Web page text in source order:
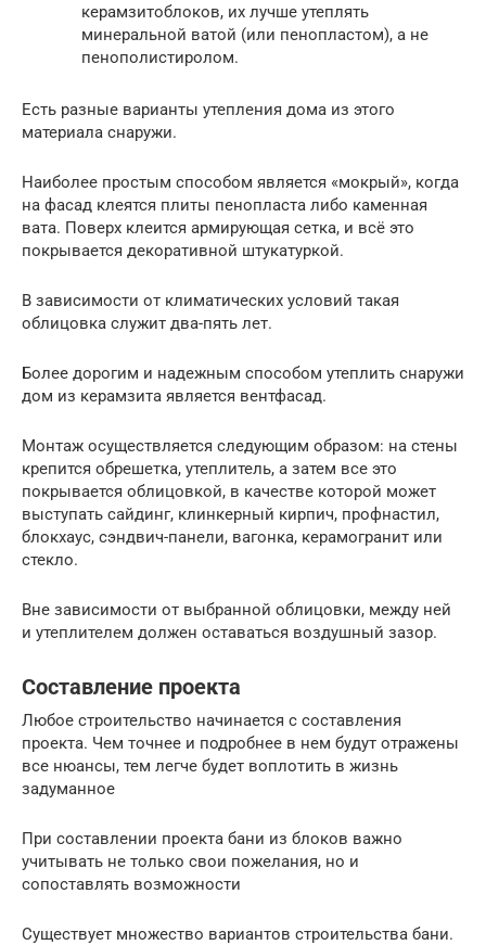
керамзитоблоков, их лучше утеплять
минеральной ватой (или пенопластом), а не
пенополистиролом.
Есть разные варианты утепления дома из этого
материала снаружи.
Наиболее простым способом является «мокрый», когда
на фасад клеятся плиты пенопласта либо каменная
вата. Поверх клеится армирующая сетка, и всё это
покрывается декоративной штукатуркой.
В зависимости от климатических условий такая
облицовка служит два-пять лет.
Более дорогим и надежным способом утеплить снаружи
дом из керамзита является вентфасад.
Монтаж осуществляется следующим образом: на стены
крепится обрешетка, утеплитель, а затем все это
покрывается облицовкой, в качестве которой может
выступать сайдинг, клинкерный кирпич, профнастил,
блокхаус, сэндвич-панели, вагонка, керамогранит или
стекло.
Вне зависимости от выбранной облицовки, между ней
и утеплителем должен оставаться воздушный зазор.
Составление проекта
Любое строительство начинается с составления
проекта. Чем точнее и подробнее в нем будут отражены
все нюансы, тем легче будет воплотить в жизнь
задуманное
При составлении проекта бани из блоков важно
учитывать не только свои пожелания, но и
сопоставлять возможности
Существует множество вариантов строительства бани.